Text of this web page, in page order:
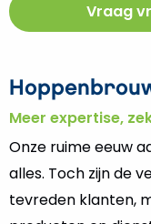
Vraag
Meer expertise,
Onze ruime eeuw
alles. Toch zijn de
tevreden klanten,